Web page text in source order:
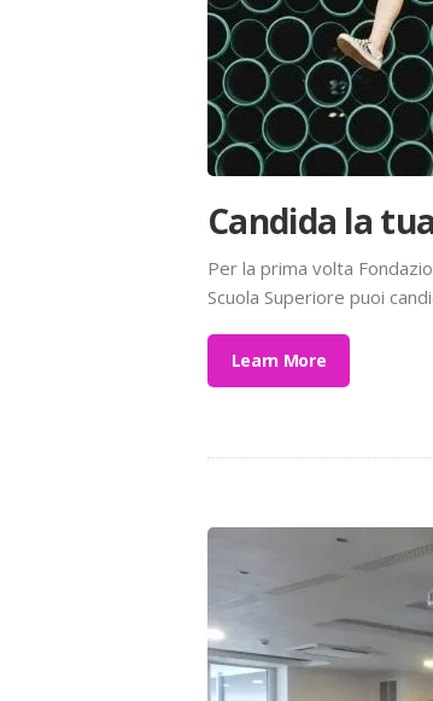
Candida la
Per la prima volta
Scuola Superiore puoi
Learn More